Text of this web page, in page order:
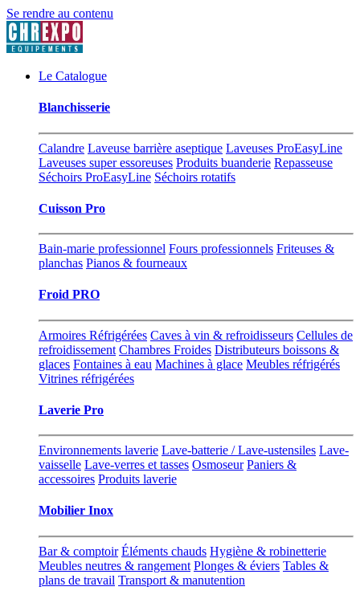
Se rendre au contenu
Le Catalogue
Blanchisserie
Calandre Laveuse barrière aseptique Laveuses ProEasyLine
Laveuses super essoreuses Produits buanderie Repasseuse
Séchoirs ProEasyLine Séchoirs rotatifs
Cuisson Pro
Bain-marie professionnel Fours professionnels Friteuses &
planchas Pianos & fourneaux
Froid PRO
Armoires Réfrigérées Caves à vin & refroidisseurs Cellules de
refroidissement Chambres Froides Distributeurs boissons &
glaces Fontaines à eau Machines à glace Meubles réfrigérés
Vitrines réfrigérées
Laverie Pro
Environnements laverie Lave-batterie / Lave-ustensiles Lave-
vaisselle Lave-verres et tasses Osmoseur Paniers &
accessoires Produits laverie
Mobilier Inox
Bar & comptoir Éléments chauds Hygiène & robinetterie
Meubles neutres & rangement Plonges & éviers Tables &
plans de travail Transport & manutention